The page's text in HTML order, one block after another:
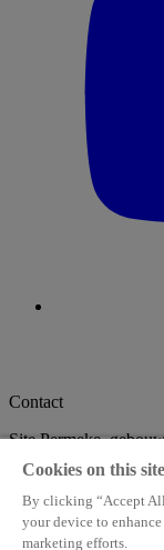
Contact
Site Permeke,
De Coninckplein 26
2060 Antwerpen
info@stampmedia.be
Cookies on this site
By clicking “Accept
your device to
marketing efforts.